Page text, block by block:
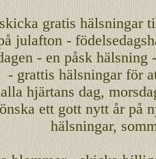
gratis
julafton -
- en påsk
- grattis hälsningar för
alla hjärtans dag,
ettgott nytt årpå
hälsningar,